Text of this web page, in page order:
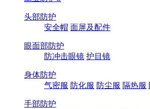
头部防护
安全帽 面屏及配件
眼面部防护
防冲击眼镜 护目镜
身体防护
气密服 防化服 防尘服 隔热服
手部防护